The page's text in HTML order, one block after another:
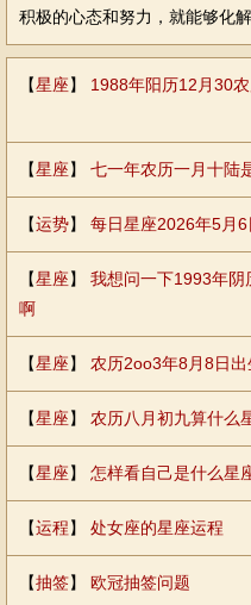
积极的心态和努力，就能够化
【星座】 1988年阳历12月30
【星座】 七一年农历一月十陆
【运势】 每日星座2026年5月
【星座】 我想问一下1993年阴
啊
【星座】 农历2oo3年8月8日
【星座】 农历八月初九算什么
【星座】 怎样看自己是什么星
【运程】 处女座的星座运程
【抽签】 欧冠抽签问题